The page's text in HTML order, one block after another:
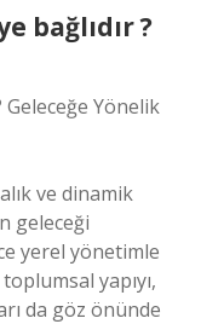
bağlıdır ?
Yönelik
ve dinamik
geleceği
yerel yönetimle
yapıyı,
da göz önünde